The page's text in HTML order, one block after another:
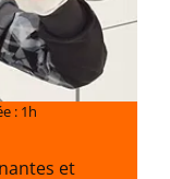
: 1h
et